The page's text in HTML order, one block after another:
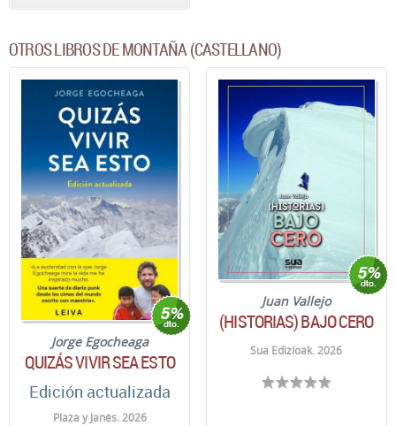
OTROS LIBROS DE MONTAÑA (CASTELLANO)
Jorge Egocheaga
QUIZÁS VIVIR SEA ESTO
Edición actualizada
Plaza y Janés. 2026
Juan Vallejo
(HISTORIAS) BAJO CERO
Sua Edizioak. 2026